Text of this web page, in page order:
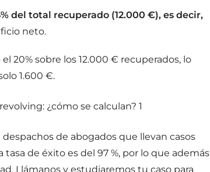
del total recuperado (12.000 €), es decir,
neto.
20% sobre los 12.000 € recuperados, lo
1.600 €.
de abogados que llevan casos
de éxito es del 97 %, por lo que además
Llámanos y estudiaremos tu caso para